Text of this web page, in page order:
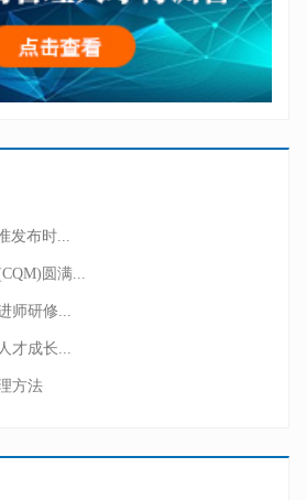
发布时...
圆满...
师研修...
才成长...
方法